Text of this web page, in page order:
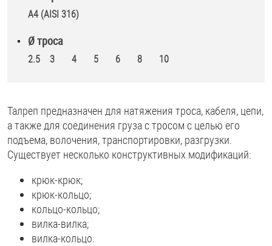
A4 (AISI 316)
Ø троса
2.5 3 4 5 6 8 10
Талреп предназначен для натяжения троса, кабеля, цепи,
а также для соединения груза с тросом с целью его
подъема, волочения, транспортировки, разгрузки.
Существует несколько конструктивных модификаций:
крюк-крюк;
крюк-кольцо;
кольцо-кольцо;
вилка-вилка;
вилка-кольцо.